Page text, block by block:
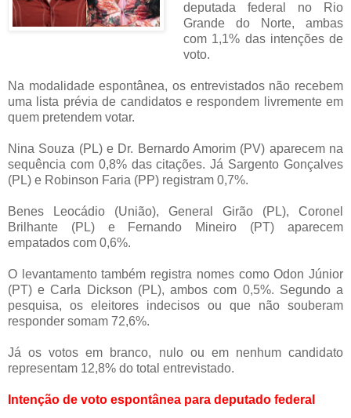
deputada federal no Rio
Grande do Norte, ambas
com 1,1% das intenções de
voto.
Na modalidade espontânea, os entrevistados não recebem
uma lista prévia de candidatos e respondem livremente em
quem pretendem votar.
Nina Souza (PL) e Dr. Bernardo Amorim (PV) aparecem na
sequência com 0,8% das citações. Já Sargento Gonçalves
(PL) e Robinson Faria (PP) registram 0,7%.
Benes Leocádio (União), General Girão (PL), Coronel
Brilhante (PL) e Fernando Mineiro (PT) aparecem
empatados com 0,6%.
O levantamento também registra nomes como Odon Júnior
(PT) e Carla Dickson (PL), ambos com 0,5%. Segundo a
pesquisa, os eleitores indecisos ou que não souberam
responder somam 72,6%.
Já os votos em branco, nulo ou em nenhum candidato
representam 12,8% do total entrevistado.
Intenção de voto espontânea para deputado federal